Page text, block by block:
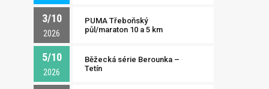
3/10
2026
PUMA Třeboňský
půl/maraton 10 a 5 km
5/10
2026
Běžecká série Berounka –
Tetín